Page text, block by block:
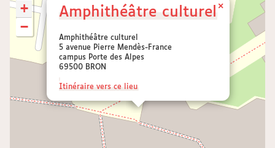
Amphithéâtre culturel
Amphithéâtre culturel
5 avenue Pierre Mendès-France
campus Porte des Alpes
69500 BRON
Itinéraire vers ce lieu
×
+
−